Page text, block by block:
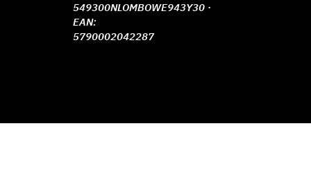
549300NLOMBOWE943Y30 ·
EAN:
5790002042287